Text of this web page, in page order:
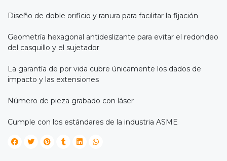
Diseño de doble orificio y ranura para facilitar la fijación
Geometría hexagonal antideslizante para evitar el redondeo
del casquillo y el sujetador
La garantía de por vida cubre únicamente los dados de
impacto y las extensiones
Número de pieza grabado con láser
Cumple con los estándares de la industria ASME